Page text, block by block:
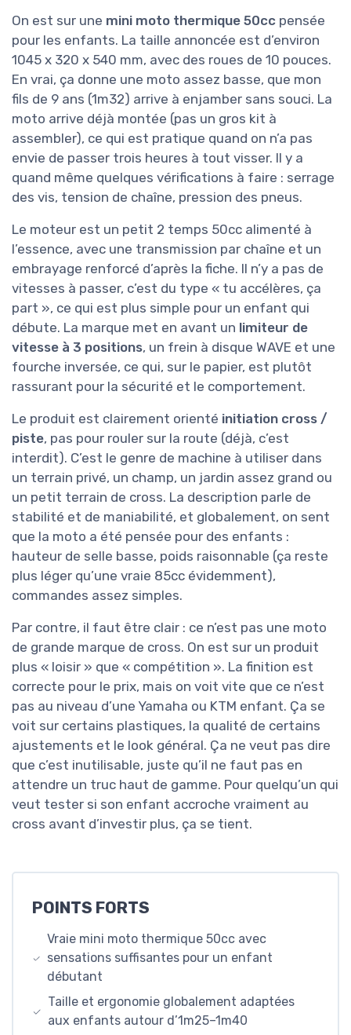
On est sur une mini moto thermique 50cc pensée
pour les enfants. La taille annoncée est d’environ
1045 x 320 x 540 mm, avec des roues de 10 pouces.
En vrai, ça donne une moto assez basse, que mon
fils de 9 ans (1m32) arrive à enjamber sans souci. La
moto arrive déjà montée (pas un gros kit à
assembler), ce qui est pratique quand on n’a pas
envie de passer trois heures à tout visser. Il y a
quand même quelques vérifications à faire : serrage
des vis, tension de chaîne, pression des pneus.
Le moteur est un petit 2 temps 50cc alimenté à
l’essence, avec une transmission par chaîne et un
embrayage renforcé d’après la fiche. Il n’y a pas de
vitesses à passer, c’est du type « tu accélères, ça
part », ce qui est plus simple pour un enfant qui
débute. La marque met en avant un limiteur de
vitesse à 3 positions, un frein à disque WAVE et une
fourche inversée, ce qui, sur le papier, est plutôt
rassurant pour la sécurité et le comportement.
Le produit est clairement orienté initiation cross /
piste, pas pour rouler sur la route (déjà, c’est
interdit). C’est le genre de machine à utiliser dans
un terrain privé, un champ, un jardin assez grand ou
un petit terrain de cross. La description parle de
stabilité et de maniabilité, et globalement, on sent
que la moto a été pensée pour des enfants :
hauteur de selle basse, poids raisonnable (ça reste
plus léger qu’une vraie 85cc évidemment),
commandes assez simples.
Par contre, il faut être clair : ce n’est pas une moto
de grande marque de cross. On est sur un produit
plus « loisir » que « compétition ». La finition est
correcte pour le prix, mais on voit vite que ce n’est
pas au niveau d’une Yamaha ou KTM enfant. Ça se
voit sur certains plastiques, la qualité de certains
ajustements et le look général. Ça ne veut pas dire
que c’est inutilisable, juste qu’il ne faut pas en
attendre un truc haut de gamme. Pour quelqu’un qui
veut tester si son enfant accroche vraiment au
cross avant d’investir plus, ça se tient.
POINTS FORTS
Vraie mini moto thermique 50cc avec
sensations suffisantes pour un enfant
débutant
Taille et ergonomie globalement adaptées
aux enfants autour d’1m25–1m40